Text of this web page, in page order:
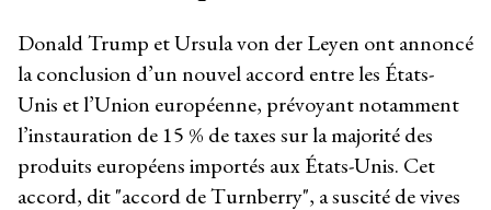
Donald Trump et Ursula von der Leyen ont annoncé
la conclusion d’un nouvel accord entre les États-
Unis et l’Union européenne, prévoyant notamment
l’instauration de 15 % de taxes sur la majorité des
produits européens importés aux États-Unis. Cet
accord, dit "accord de Turnberry", a suscité de vives